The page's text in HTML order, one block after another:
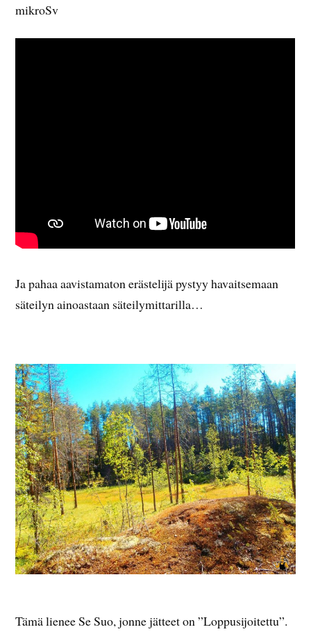
mikroSv
Ja pahaa aavistamaton erästelijä pystyy havaitsemaan
säteilyn ainoastaan säteilymittarilla…
Tämä lienee Se Suo, jonne jätteet on ”Loppusijoitettu”.